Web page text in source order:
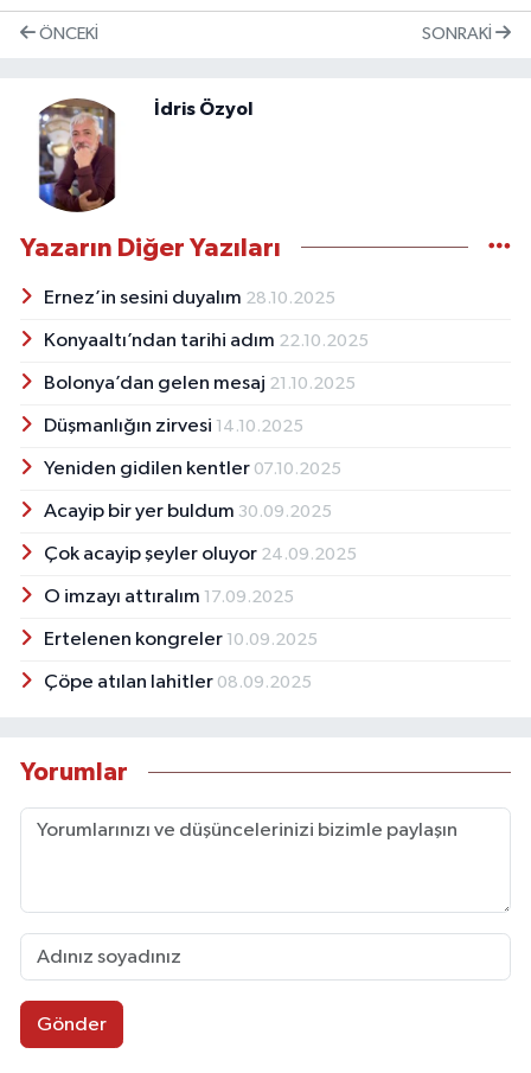
ÖNCEKI SONRAKI
İdris Özyol
Yazarın Diğer Yazıları
Ernez’in sesini duyalım 28.10.2025
Konyaaltı’ndan tarihi adım 22.10.2025
Bolonya’dan gelen mesaj 21.10.2025
Düşmanlığın zirvesi 14.10.2025
Yeniden gidilen kentler 07.10.2025
Acayip bir yer buldum 30.09.2025
Çok acayip şeyler oluyor 24.09.2025
O imzayı attıralım 17.09.2025
Ertelenen kongreler 10.09.2025
Çöpe atılan lahitler 08.09.2025
Yorumlar
Gönder